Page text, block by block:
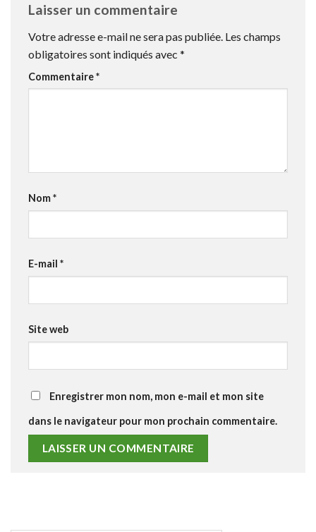
Laisser un commentaire
Votre adresse e-mail ne sera pas publiée. Les champs
obligatoires sont indiqués avec *
Commentaire*
Nom*
E-mail *
Site web
Enregistrer mon nom, mon e-mail et mon site
dans le navigateur pour mon prochain commentaire.